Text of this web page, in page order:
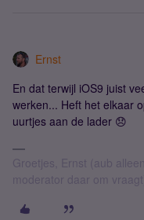
Ernst
En dat terwijl iOS9 juist
werken... Heft het elkaar
uurtjes aan de lader 😞
Groetjes, Ernst (aub
moderator daar om vraagt)